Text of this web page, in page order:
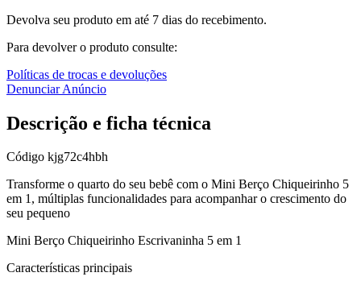
Devolva seu produto em até 7 dias do recebimento.
Para devolver o produto consulte:
Políticas de trocas e devoluções
Denunciar Anúncio
Descrição e ficha técnica
Código kjg72c4hbh
Transforme o quarto do seu bebê com o Mini Berço Chiqueirinho 5
em 1, múltiplas funcionalidades para acompanhar o crescimento do
seu pequeno
Mini Berço Chiqueirinho Escrivaninha 5 em 1
Características principais